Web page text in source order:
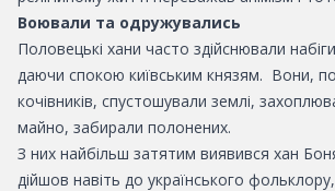
Воювали та одружувались
Половецькі хани часто здійснювали
даючи спокою київським князям. Вони,
кочівників, спустошували землі,
майно, забирали полонених.
З них найбільш затятим виявився хан
дійшов навіть до українського